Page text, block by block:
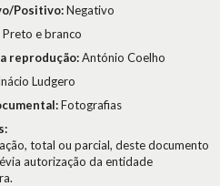
Positivo:Negativo
Preto e branco
reprodução:António Coelho
Ludgero
Fotografias
total ou parcial, deste documento
autorização da entidade